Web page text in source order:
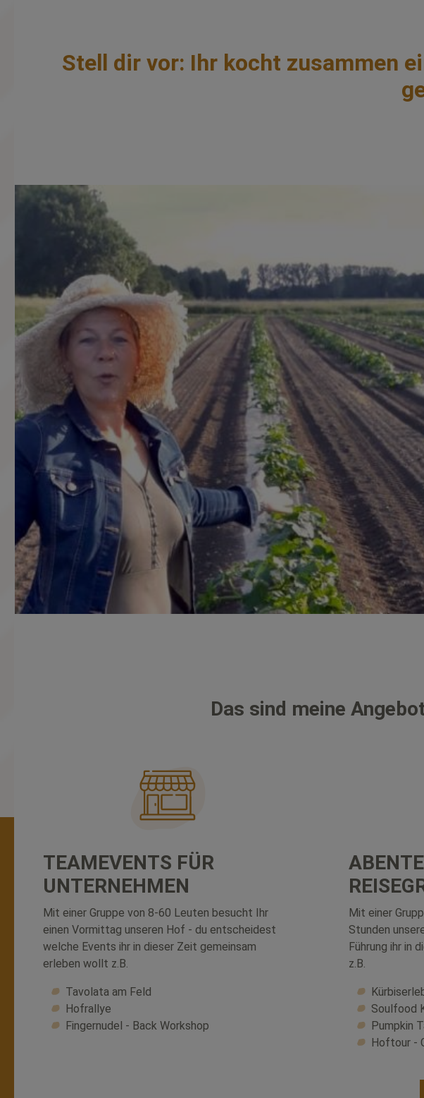
Stell dir vor: Ihr kocht zusammen
Das sind meine
TEAMEVENTS FÜR
UNTERNEHMEN
Mit einer Gruppe von 8-60 Leuten besucht Ihr
einen Vormittag unseren Hof - du entscheidest
welche Events ihr in dieser Zeit gemeinsam
erleben wollt z.B.
Tavolata am Feld
Hofrallye
Fingernudel - Back Workshop
Mit einer
Stunden
Führung ihr in
z.B.
Soulfood
Pumpkin
Hoftour -